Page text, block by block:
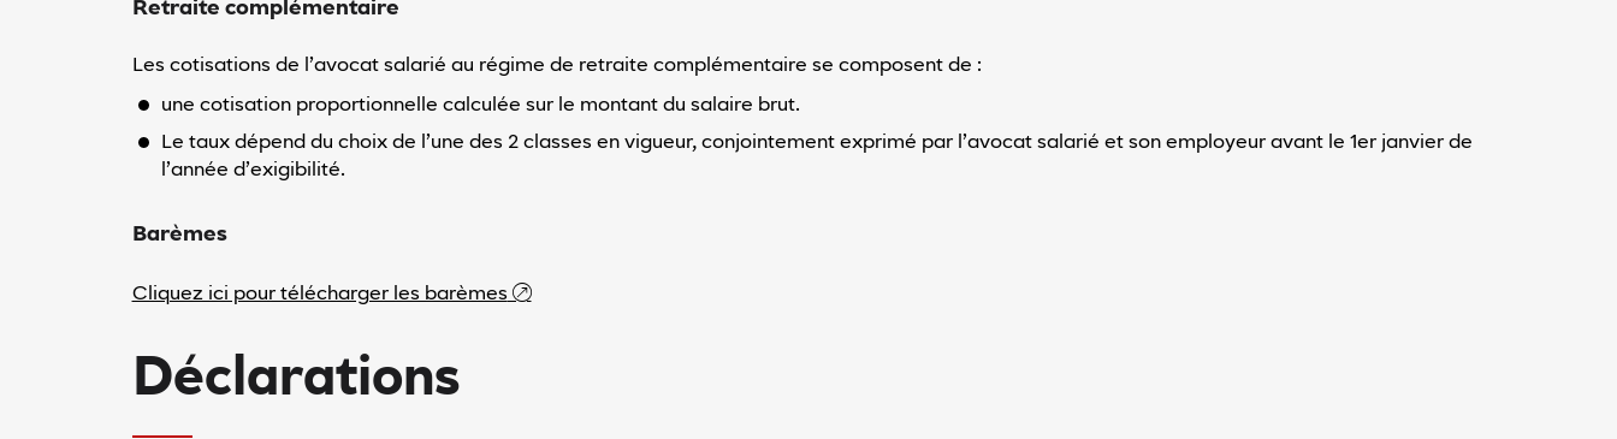
Retraite complémentaire
Les cotisations de l’avocat salarié au régime de retraite complémentaire se composent de :
une cotisation proportionnelle calculée sur le montant du salaire brut.
Le taux dépend du choix de l’une des 2 classes en vigueur, conjointement exprimé par l’avocat salarié et son employeur avant le 1er janvier de
l’année d’exigibilité.
Barèmes
Cliquez ici pour télécharger les barèmes
Déclarations